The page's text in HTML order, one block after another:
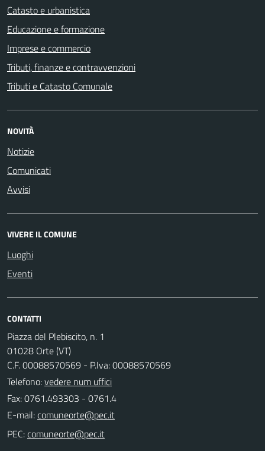
Catasto e urbanistica
Educazione e formazione
Imprese e commercio
Tributi, finanze e contravvenzioni
Tributi e Catasto Comunale
NOVITÀ
Notizie
Comunicati
Avvisi
VIVERE IL COMUNE
Luoghi
Eventi
CONTATTI
Piazza del Plebiscito, n. 1
01028 Orte (VT)
C.F. 00088570569 - P.Iva: 00088570569
Telefono:vedere num uffici
Fax: 0761.493303 - 0761.4
E-mail:
PEC: